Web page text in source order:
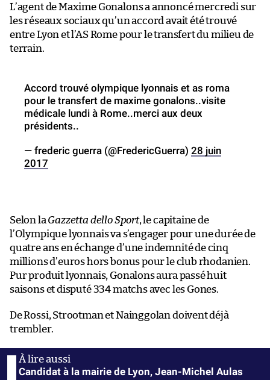
L’agent de Maxime Gonalons a annoncé mercredi sur
les réseaux sociaux qu’un accord avait été trouvé
entre Lyon et l’AS Rome pour le transfert du milieu de
terrain.
Accord trouvé olympique lyonnais et as roma
pour le transfert de maxime gonalons..visite
médicale lundi à Rome..merci aux deux
présidents..
— frederic guerra (@FredericGuerra) 28 juin
2017
Selon la Gazzetta dello Sport, le capitaine de
l’Olympique lyonnais va s’engager pour une durée de
quatre ans en échange d’une indemnité de cinq
millions d’euros hors bonus pour le club rhodanien.
Pur produit lyonnais, Gonalons aura passé huit
saisons et disputé 334 matchs avec les Gones.
De Rossi, Strootman et Nainggolan doivent déjà
trembler.
Candidat à la mairie de Lyon, Jean-Michel Aulas